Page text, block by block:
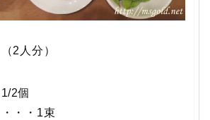
2人分）
2個
・・1束